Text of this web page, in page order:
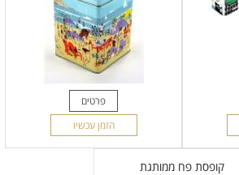
פרטים
הזמן עכשיו
קופסת פח ממותגת